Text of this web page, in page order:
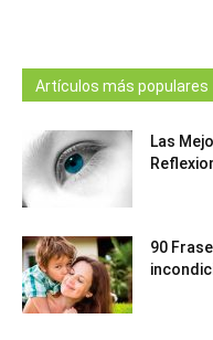
Artículos más populares
Las
90